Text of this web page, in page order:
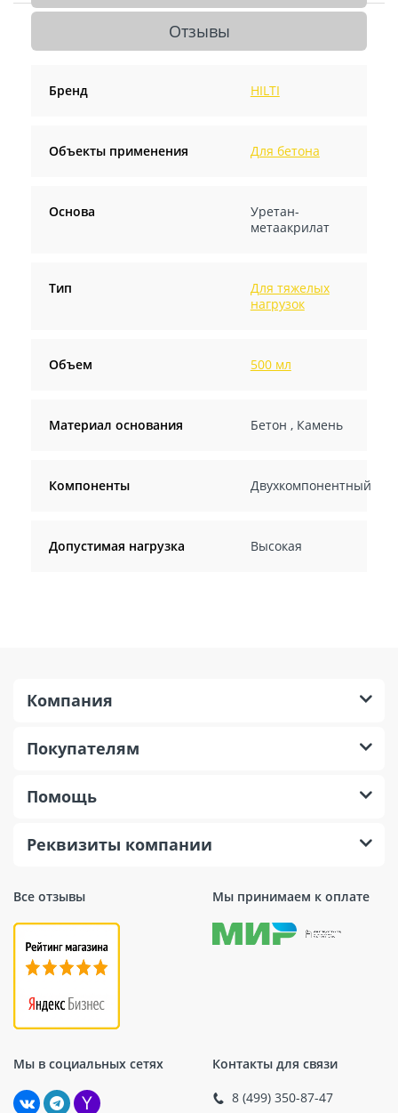
Отзывы
Бренд HILTI
Объекты применения Для бетона
Основа
Уретан-
метаакрилат
Тип
Для тяжелых
нагрузок
Объем 500 мл
Материал основания Бетон , Камень
Компоненты Двухкомпонентный
Допустимая нагрузка Высокая
Все отзывы Мы принимаем к оплате
Мы в социальных сетях Контакты для связи
8 (499) 350-87-47
Компания
Покупателям
Помощь
Реквизиты компании